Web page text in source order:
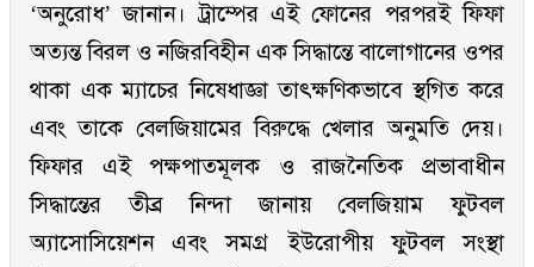
‘অনুরোধ’ জানান। ট্রাম্পের এই ফোনের পরপরই ফিফা
অত্যন্ত বিরল ও নজিরবিহীন এক সিদ্ধান্তে বালোগানের ওপর
থাকা এক ম্যাচের নিষেধাজ্ঞা তাৎক্ষণিকভাবে স্থগিত করে
এবং তাকে বেলজিয়ামের বিরুদ্ধে খেলার অনুমতি দেয়।
ফিফার এই পক্ষপাতমূলক ও রাজনৈতিক প্রভাবাধীন
সিদ্ধান্তের তীব্র নিন্দা জানায় বেলজিয়াম ফুটবল
অ্যাসোসিয়েশন এবং সমগ্র ইউরোপীয় ফুটবল সংস্থা